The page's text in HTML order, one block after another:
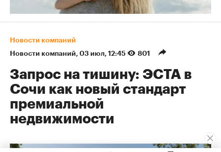
Новости компаний
Новости компаний⁠, 03 июл, 12:45 801
Запрос на тишину: ЭСТА в
Сочи как новый стандарт
премиальной
недвижимости